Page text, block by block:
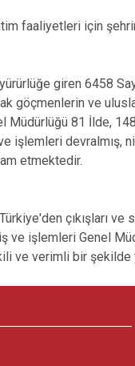
faaliyetleri için
giren 6458
ve
Müdürlüğü 81 İlde,
işlemleri devralmış,
etmektedir.
çıkışları ve
ve işlemleri Genel
ve verimli bir